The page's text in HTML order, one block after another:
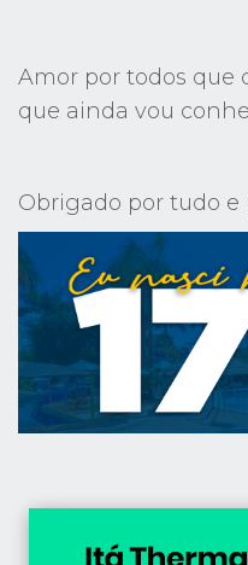
Amor por todos que
que ainda vou
Obrigado por tudo e